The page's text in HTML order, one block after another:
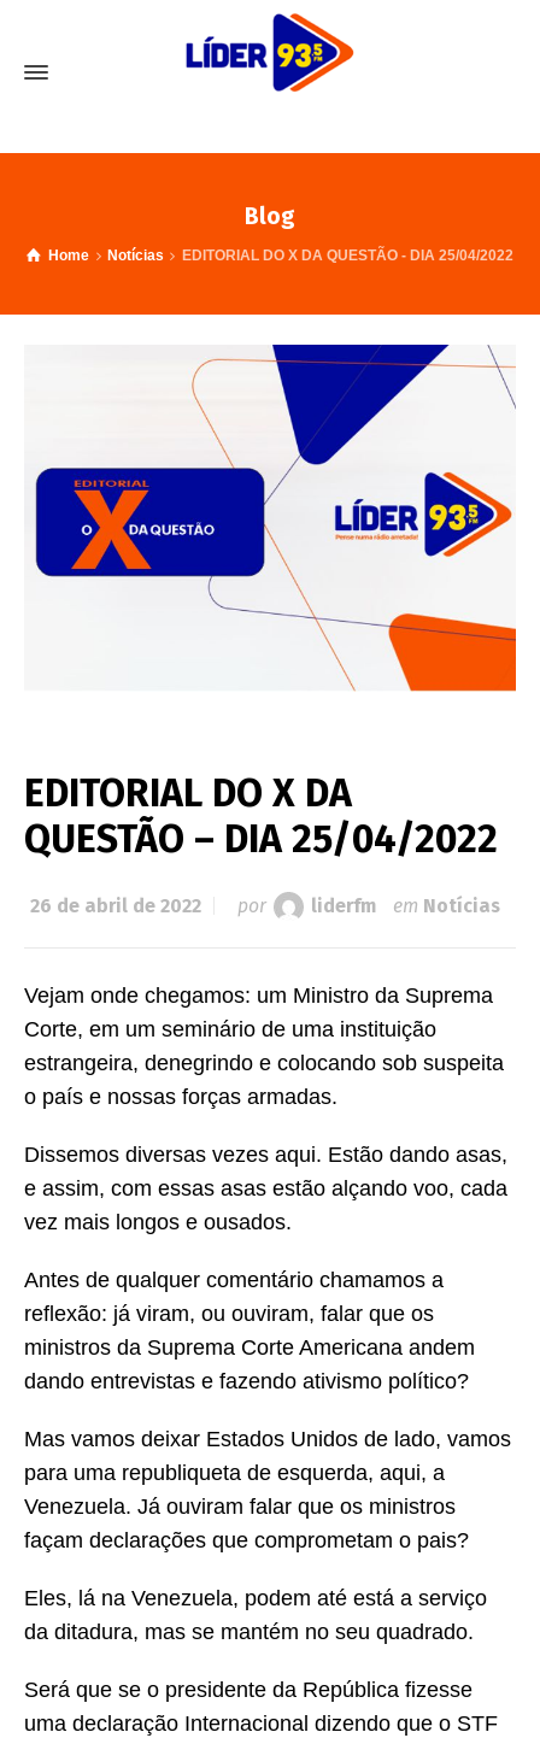
Blog
Home Notícias EDITORIAL DO X DA QUESTÃO - DIA 25/04/2022
EDITORIAL DO X DA
QUESTÃO – DIA 25/04/2022
26 de abril de 2022 por liderfm em Notícias
Vejam onde chegamos: um Ministro da Suprema
Corte, em um seminário de uma instituição
estrangeira, denegrindo e colocando sob suspeita
o país e nossas forças armadas.
Dissemos diversas vezes aqui. Estão dando asas,
e assim, com essas asas estão alçando voo, cada
vez mais longos e ousados.
Antes de qualquer comentário chamamos a
reflexão: já viram, ou ouviram, falar que os
ministros da Suprema Corte Americana andem
dando entrevistas e fazendo ativismo político?
Mas vamos deixar Estados Unidos de lado, vamos
para uma republiqueta de esquerda, aqui, a
Venezuela. Já ouviram falar que os ministros
façam declarações que comprometam o pais?
Eles, lá na Venezuela, podem até está a serviço
da ditadura, mas se mantém no seu quadrado.
Será que se o presidente da República fizesse
uma declaração Internacional dizendo que o STF